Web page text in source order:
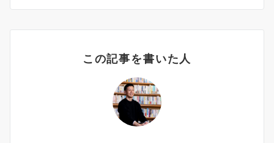
この記事を書いた人